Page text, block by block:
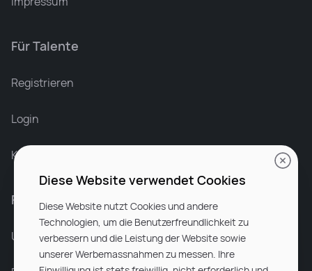
Für Talente
Registrieren
Login
Karriere bei Rocken
Für Unternehmen
Unsere Dienstleistungen
Diese Website verwendet Cookies
Diese Website nutzt Cookies und andere
Technologien, um die Benutzerfreundlichkeit zu
verbessern und die Leistung der Website sowie
unserer Werbemassnahmen zu messen. Ihre